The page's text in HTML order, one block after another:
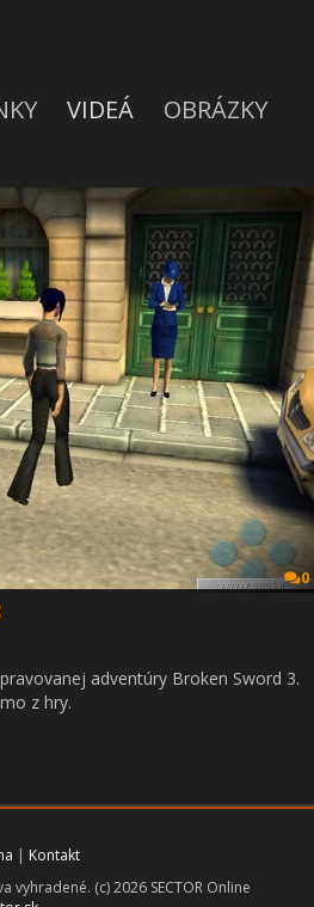
VIDEÁ OBRÁZKY
0
adventúry Broken Sword 3.
z hry.
| Kontakt
vyhradené. (c) 2026 SECTOR Online